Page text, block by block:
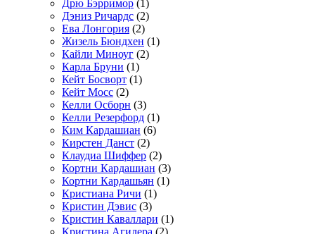
Дрю Бэрримор (1)
Дэниз Ричардс (2)
Ева Лонгория (2)
Жизель Бюндхен (1)
Кайли Миноуг (2)
Карла Бруни (1)
Кейт Босворт (1)
Кейт Мосс (2)
Келли Осборн (3)
Келли Резерфорд (1)
Ким Кардашиан (6)
Кирстен Данст (2)
Клаудиа Шиффер (2)
Кортни Кардашиан (3)
Кортни Кардашьян (1)
Кристиана Ричи (1)
Кристин Дэвис (3)
Кристин Каваллари (1)
Кристина Агилера (2)